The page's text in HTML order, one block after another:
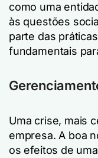
como uma
às questões
parte das
fundamentais
Uma crise, mais
empresa. A boa
os efeitos de